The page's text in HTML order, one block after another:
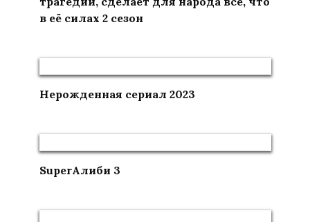
в её силах 2 сезон
Нерожденная сериал 2023
SuperАлиби 3